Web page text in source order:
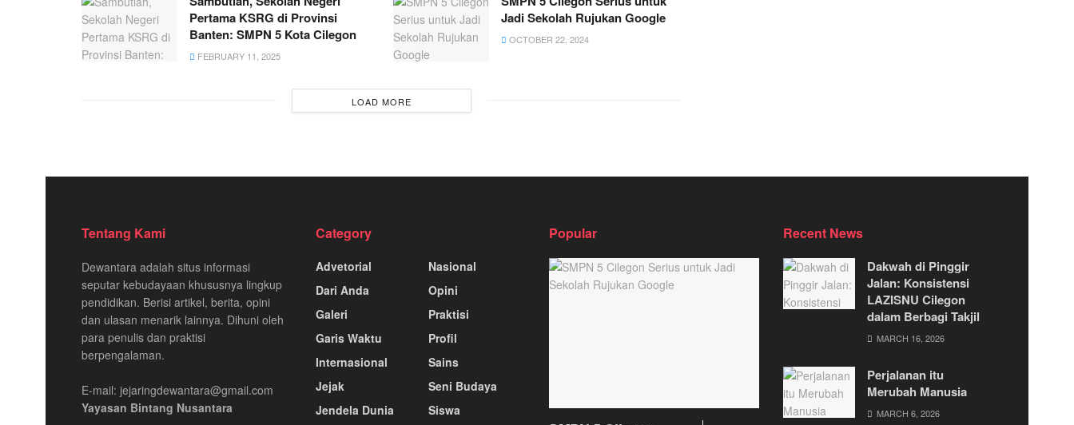
Pertama KSRG di Provinsi
Banten: SMPN 5 Kota Cilegon
FEBRUARY 11, 2025
Jadi Sekolah Rujukan Google
OCTOBER 22, 2024
LOAD MORE
Tentang Kami
Dewantara adalah situs informasi
seputar kebudayaan khususnya lingkup
pendidikan. Berisi artikel, berita, opini
dan ulasan menarik lainnya. Dihuni oleh
para penulis dan praktisi
berpengalaman.
E-mail: jejaringdewantara@gmail.com
Yayasan Bintang Nusantara
Category
Advetorial
Dari Anda
Galeri
Garis Waktu
Internasional
Jejak
Jendela Dunia
Nasional
Opini
Praktisi
Profil
Sains
Seni Budaya
Siswa
Popular Recent News
Dakwah di Pinggir
Jalan: Konsistensi
LAZISNU Cilegon
dalam Berbagi Takjil
MARCH 16, 2026
Perjalanan itu
Merubah Manusia
MARCH 6, 2026